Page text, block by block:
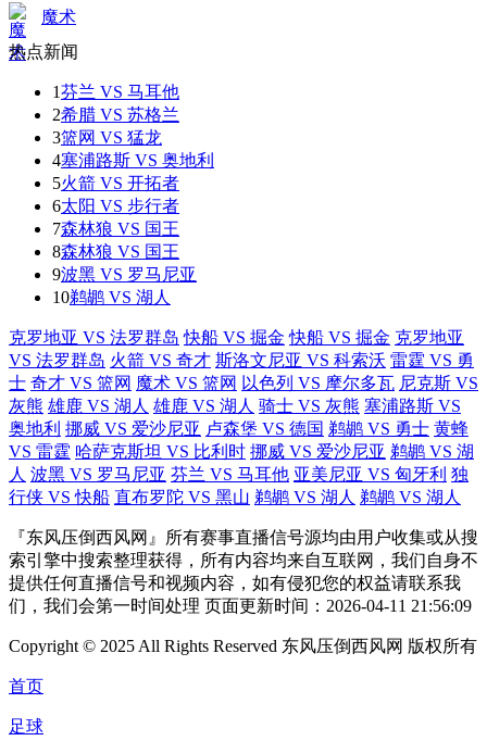
魔术
热点新闻
1芬兰 VS 马耳他
2希腊 VS 苏格兰
3篮网 VS 猛龙
4塞浦路斯 VS 奥地利
5火箭 VS 开拓者
6太阳 VS 步行者
7森林狼 VS 国王
8森林狼 VS 国王
9波黑 VS 罗马尼亚
10鹈鹕 VS 湖人
克罗地亚 VS 法罗群岛 快船 VS 掘金 快船 VS 掘金 克罗地亚
VS 法罗群岛 火箭 VS 奇才 斯洛文尼亚 VS 科索沃 雷霆 VS 勇
士 奇才 VS 篮网 魔术 VS 篮网 以色列 VS 摩尔多瓦 尼克斯 VS
灰熊 雄鹿 VS 湖人 雄鹿 VS 湖人 骑士 VS 灰熊 塞浦路斯 VS
奥地利 挪威 VS 爱沙尼亚 卢森堡 VS 德国 鹈鹕 VS 勇士 黄蜂
VS 雷霆 哈萨克斯坦 VS 比利时 挪威 VS 爱沙尼亚 鹈鹕 VS 湖
人 波黑 VS 罗马尼亚 芬兰 VS 马耳他 亚美尼亚 VS 匈牙利 独
行侠 VS 快船 直布罗陀 VS 黑山 鹈鹕 VS 湖人 鹈鹕 VS 湖人
『东风压倒西风网』所有赛事直播信号源均由用户收集或从搜
索引擎中搜索整理获得，所有内容均来自互联网，我们自身不
提供任何直播信号和视频内容，如有侵犯您的权益请联系我
们，我们会第一时间处理 页面更新时间：2026-04-11 21:56:09
Copyright © 2025 All Rights Reserved 东风压倒西风网 版权所有
首页
足球